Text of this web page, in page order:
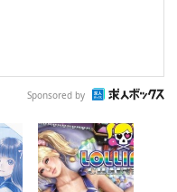
Sponsored by